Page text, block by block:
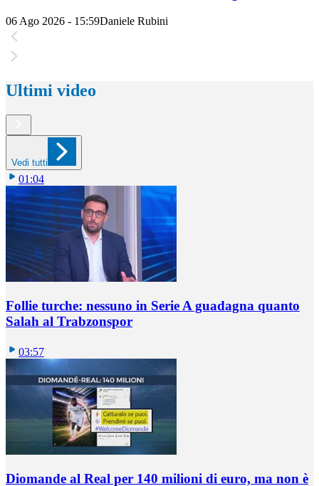
06 Ago 2026 - 15:59Daniele Rubini
Ultimi video
Vedi tutti
01:04
Follie turche: nessuno in Serie A guadagna quanto
Salah al Trabzonspor
03:57
Diomande al Real per 140 milioni di euro, ma non è